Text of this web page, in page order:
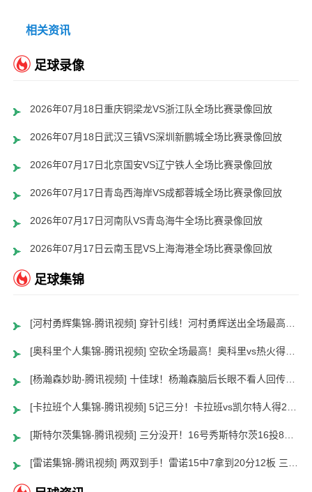
相关资讯
足球录像
2026年07月18日重庆铜梁龙VS浙江队全场比赛录像回放
2026年07月18日武汉三镇VS深圳新鹏城全场比赛录像回放
2026年07月17日北京国安VS辽宁铁人全场比赛录像回放
2026年07月17日青岛西海岸VS成都蓉城全场比赛录像回放
2026年07月17日河南队VS青岛海牛全场比赛录像回放
2026年07月17日云南玉昆VS上海海港全场比赛录像回放
足球集锦
[河村勇辉集锦-腾讯视频] 穿针引线！河村勇辉送出全场最高12助攻 8中2拿到5分5板
[奥科里个人集锦-腾讯视频] 空砍全场最高！奥科里vs热火得27分4板
[杨瀚森妙助-腾讯视频] 十佳球！杨瀚森脑后长眼不看人回传助队友暴扣
[卡拉班个人集锦-腾讯视频] 5记三分！卡拉班vs凯尔特人得21+8
[斯特尔茨集锦-腾讯视频] 三分没开！16号秀斯特尔茨16投8中&三分8中2得到22分2板6助
[雷诺集锦-腾讯视频] 两双到手！雷诺15中7拿到20分12板 三分5中2